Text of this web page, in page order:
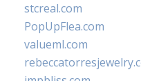
stcreal.com
PopUpFlea.com
valueml.com